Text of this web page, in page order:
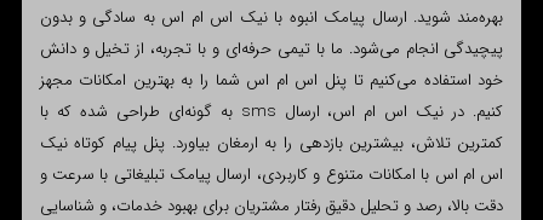
بهره‌مند شوید. ارسال پیامک انبوه با نیک اس ام اس به سادگی و بدون
پیچیدگی انجام می‌شود. ما با تیمی حرفه‌ای و با تجربه، از تخیل و دانش
خود استفاده می‌کنیم تا پنل اس ام اس شما را به بهترین امکانات مجهز
کنیم. در نیک اس ام اس، ارسال sms به گونه‌ای طراحی شده که با
کمترین تلاش، بیشترین بازدهی را به ارمغان بیاورد. پنل پیام کوتاه نیک
اس ام اس با امکانات متنوع و کاربردی، ارسال پیامک تبلیغاتی با سرعت و
دقت بالا، رصد و تحلیل دقیق رفتار مشتریان برای بهبود خدمات، و شناسایی